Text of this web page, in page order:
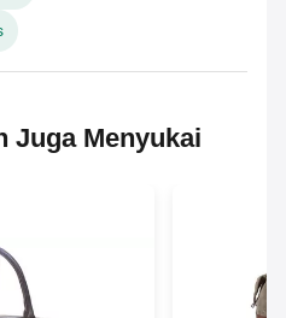
Juga Menyukai